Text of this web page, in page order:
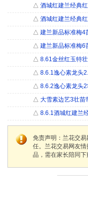
△ 酒城红建兰经典
△ 酒城红建兰经典
△ 建兰新品标准梅4
△ 建兰新品标准梅6
△ 8.61金丝红玉特
△ 8.6.1逸心素龙头
△ 8.6.2逸心素龙头
△ 大雪素边艺3壮苗
△ 8.6.1酒城红建兰
免责声明：兰花交
任。兰花交易网友
品，需在家长陪同